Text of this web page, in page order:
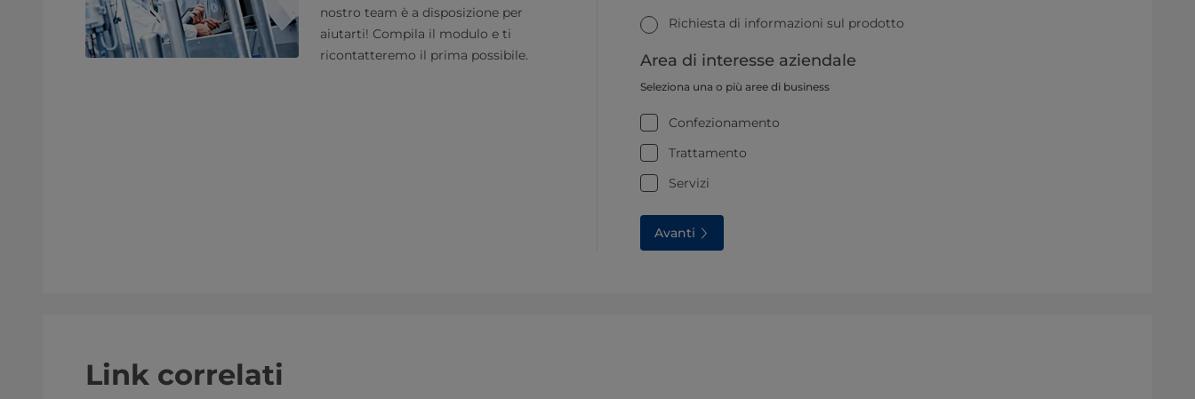
nostro team è a disposizione per
aiutarti! Compila il modulo e ti
ricontatteremo il prima possibile.
Richiesta di informazioni sul prodotto
Area di interesse aziendale
Seleziona una o più aree di business
Confezionamento
Trattamento
Servizi
Avanti
Link correlati